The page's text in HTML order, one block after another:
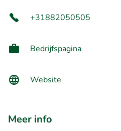
+31882050505
Bedrijfspagina
Website
Meer info